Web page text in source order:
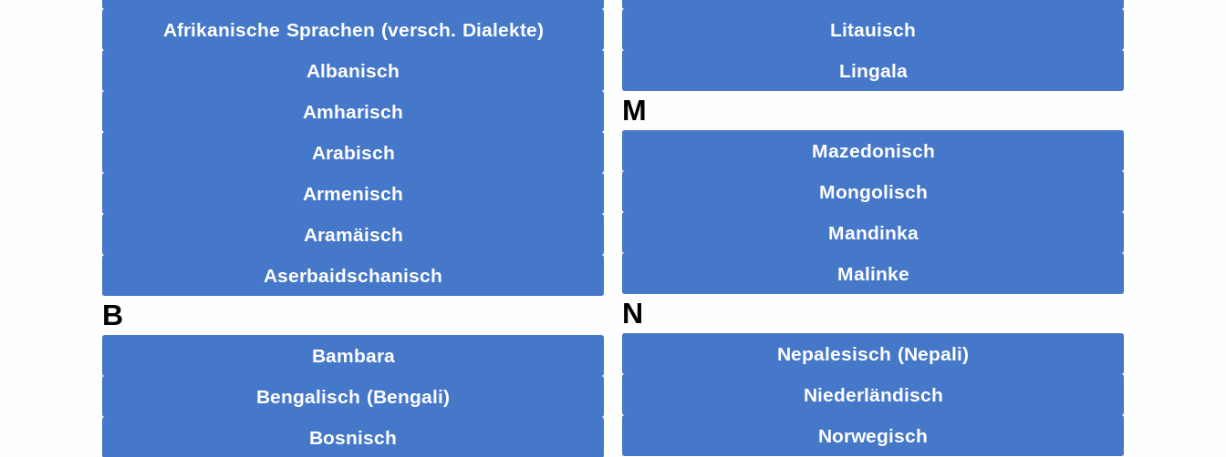
Afrikanische Sprachen (versch. Dialekte)
Albanisch
Amharisch
Arabisch
Armenisch
Aramäisch
Aserbaidschanisch
B
Bambara
Bengalisch (Bengali)
Bosnisch
Litauisch
Lingala
M
Mazedonisch
Mongolisch
Mandinka
Malinke
N
Nepalesisch (Nepali)
Niederländisch
Norwegisch